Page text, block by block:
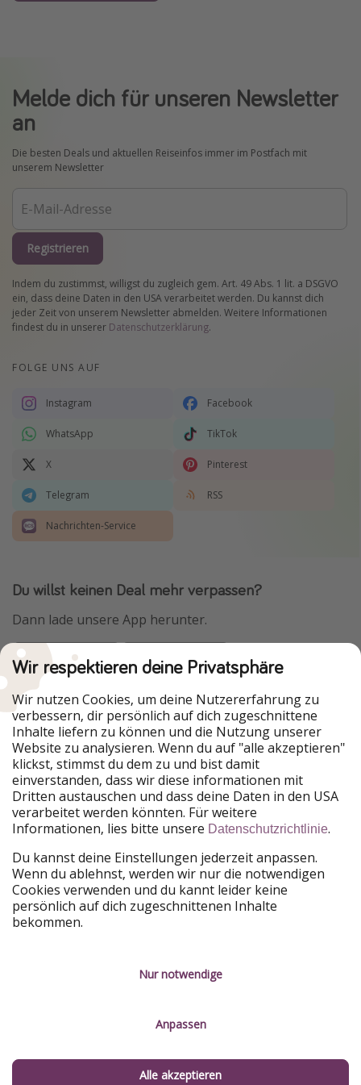
Melde dich für unseren Newsletter
an
Die besten Deals und aktuellen Reiseinfos immer im Postfach mit
unserem Newsletter
Registrieren
Indem du zustimmst, willigst du zugleich gem. Art. 49 Abs. 1 lit. a DSGVO
ein, dass deine Daten in den USA verarbeitet werden. Du kannst dich
jeder Zeit von unserem Newsletter abmelden. Weitere Informationen
findest du in unserer Datenschutzerklärung.
FOLGE UNS AUF
Instagram Facebook
WhatsApp TikTok
X Pinterest
Telegram RSS
Nachrichten-Service
Du willst keinen Deal mehr verpassen?
Dann lade unsere App herunter.
Urlaubspiraten ist Teil der HolidayPirates Group
Unsere Märkte
PiratinViaggio
HolidayPirates
VakantiePiraten
WakacyjniPiraci
VoyagesPirates
Ferienpiraten
Urlaubspiraten
ViajerosPiratas
TravelPirates
HolidayPirates Group
Lerne uns kennen
Über uns
Nachhaltigkeit
Rechtliches
Kontakt
Service-Kontrolle
Wir respektieren deine Privatsphäre
Wir nutzen Cookies, um deine Nutzererfahrung zu
verbessern, dir persönlich auf dich zugeschnittene
Inhalte liefern zu können und die Nutzung unserer
Website zu analysieren. Wenn du auf "alle akzeptieren"
klickst, stimmst du dem zu und bist damit
einverstanden, dass wir diese informationen mit
Dritten austauschen und dass deine Daten in den USA
verarbeitet werden könnten. Für weitere
Informationen, lies bitte unsere Datenschutzrichtlinie.
Du kannst deine Einstellungen jederzeit anpassen.
Wenn du ablehnst, werden wir nur die notwendigen
Cookies verwenden und du kannt leider keine
persönlich auf dich zugeschnittenen Inhalte
bekommen.
Nur notwendige
Anpassen
Alle akzeptieren